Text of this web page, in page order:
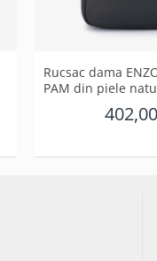
Rucsac dama
PAM din piele